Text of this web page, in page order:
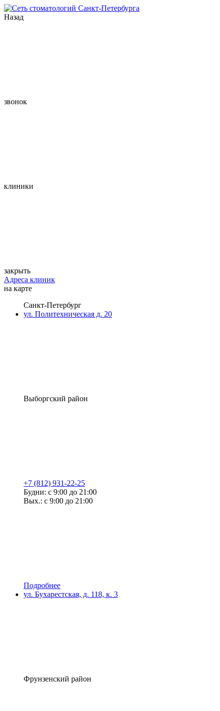
Назад
звонок
клиники
закрыть
Адреса клиник
на карте
Санкт-Петербург
ул. Политехническая д. 20
Выборгский район
+7 (812) 931-22-25
Будни: с 9:00 до 21:00
Вых.: с 9:00 до 21:00
Подробнее
ул. Бухарестская, д. 118, к. 3
Фрунзенский район